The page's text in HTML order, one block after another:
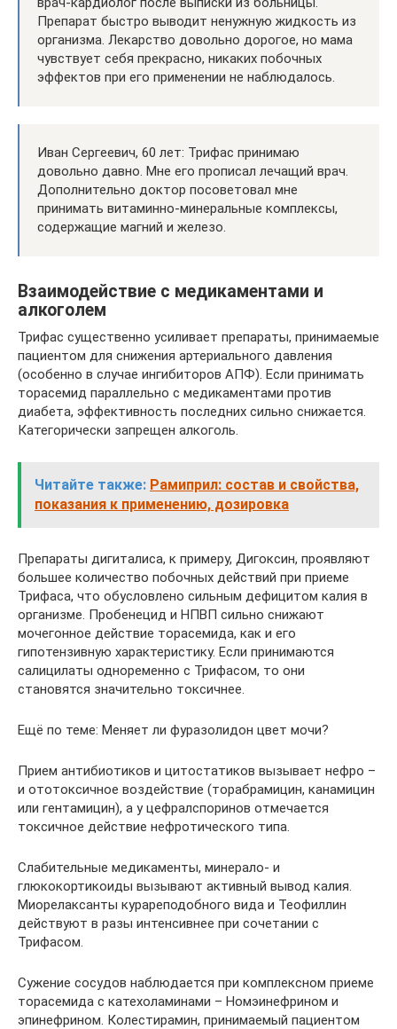
Препарат быстро выводит ненужную жидкость из
организма. Лекарство довольно дорогое, но мама
чувствует себя прекрасно, никаких побочных
эффектов при его применении не наблюдалось.
Иван Сергеевич, 60 лет: Трифас принимаю
довольно давно. Мне его прописал лечащий врач.
Дополнительно доктор посоветовал мне
принимать витаминно-минеральные комплексы,
содержащие магний и железо.
Взаимодействие с медикаментами и
алкоголем
Трифас существенно усиливает препараты, принимаемые
пациентом для снижения артериального давления
(особенно в случае ингибиторов АПФ). Если принимать
торасемид параллельно с медикаментами против
диабета, эффективность последних сильно снижается.
Категорически запрещен алкоголь.
Читайте также: Рамиприл: состав и свойства,
показания к применению, дозировка
Препараты дигиталиса, к примеру, Дигоксин, проявляют
большее количество побочных действий при приеме
Трифаса, что обусловлено сильным дефицитом калия в
организме. Пробенецид и НПВП сильно снижают
мочегонное действие торасемида, как и его
гипотензивную характеристику. Если принимаются
салицилаты одноременно с Трифасом, то они
становятся значительно токсичнее.
Ещё по теме: Меняет ли фуразолидон цвет мочи?
Прием антибиотиков и цитостатиков вызывает нефро –
и ототоксичное воздействие (торабрамицин, канамицин
или гентамицин), а у цефралспоринов отмечается
токсичное действие нефротического типа.
Слабительные медикаменты, минерало- и
глюкокортикоиды вызывают активный вывод калия.
Миорелаксанты курареподобного вида и Теофиллин
действуют в разы интенсивнее при сочетании с
Трифасом.
Сужение сосудов наблюдается при комплексном приеме
торасемида с катехоламинами – Номэинефрином и
эпинефрином. Колестирамин, принимаемый пациентом